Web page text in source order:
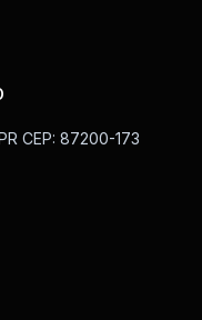
CEP: 87200-173